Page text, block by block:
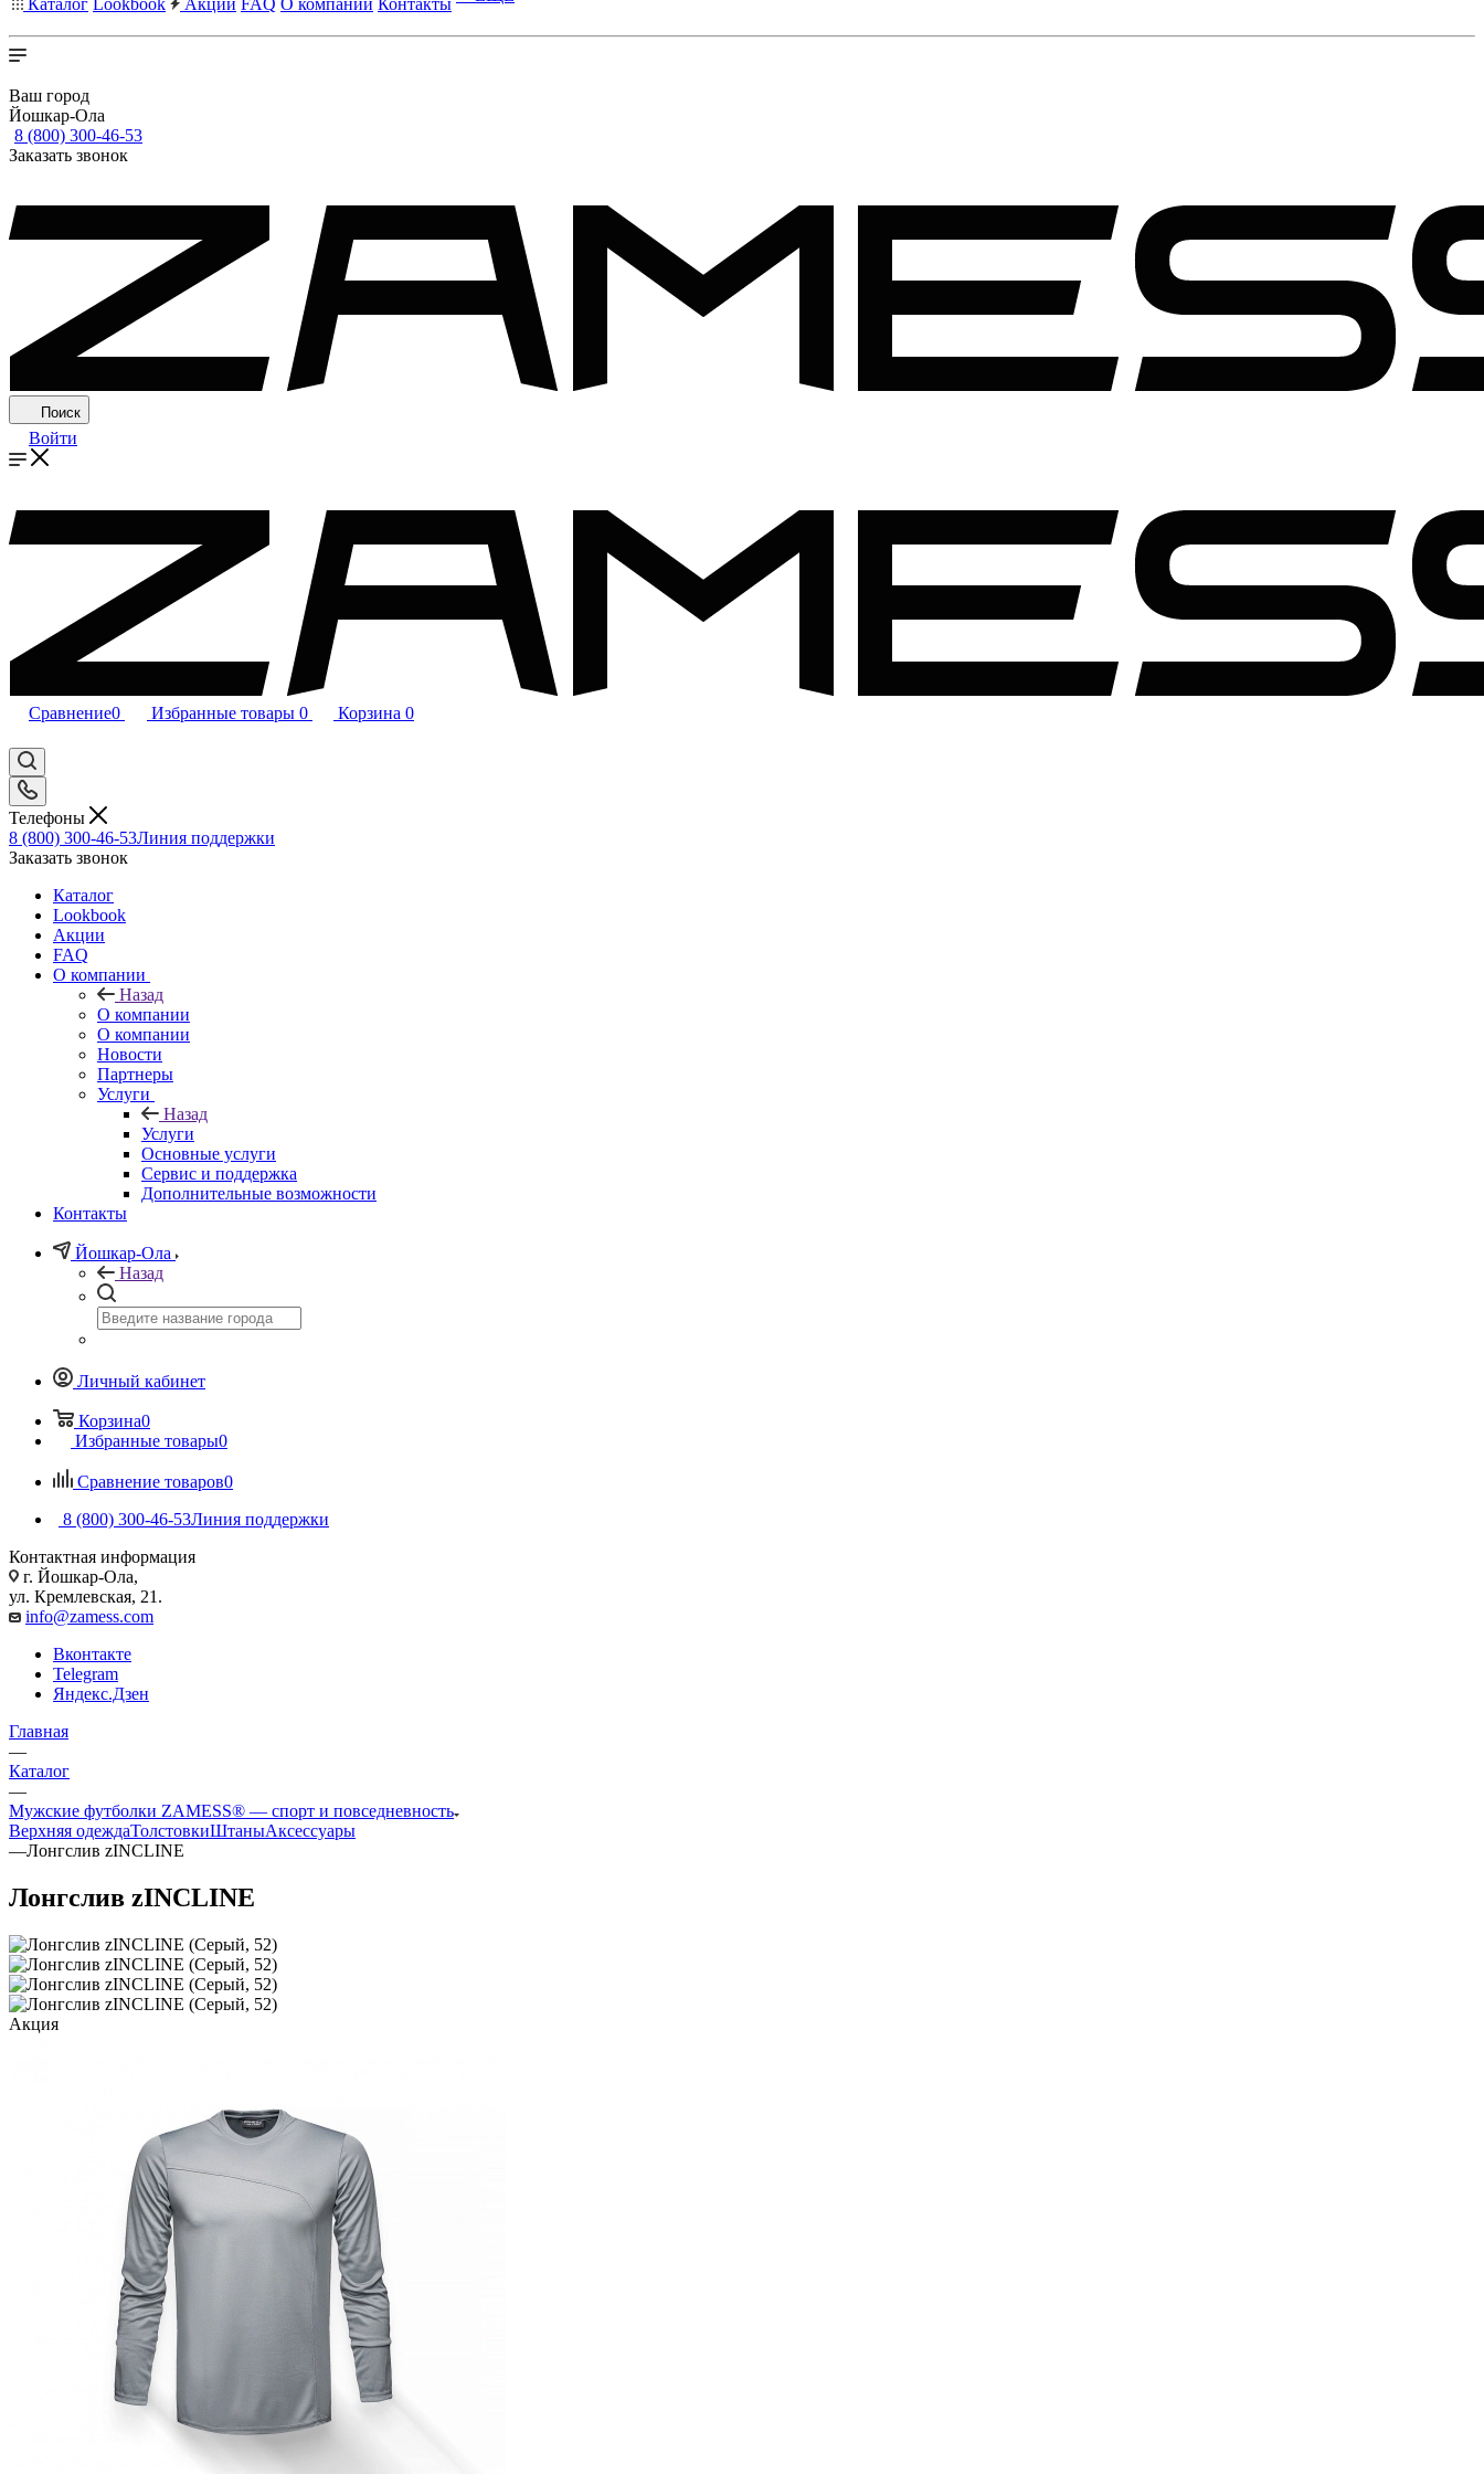
Каталог Lookbook Акции FAQ О компании Контакты
Ваш город
Йошкар-Ола
8 (800) 300-46-53
Заказать звонок
Поиск
Войти
Сравнение0 Избранные товары 0 Корзина 0
Телефоны
8 (800) 300-46-53Линия поддержки
Заказать звонок
Каталог
Lookbook
Акции
FAQ
О компании
Назад
О компании
О компании
Новости
Партнеры
Услуги
Назад
Услуги
Основные услуги
Сервис и поддержка
Дополнительные возможности
Контакты
Йошкар-Ола
Назад
Личный кабинет
Корзина0
Избранные товары0
Сравнение товаров0
8 (800) 300-46-53Линия поддержки
Контактная информация
г. Йошкар-Ола,
ул. Кремлевская, 21.
info@zamess.com
Вконтакте
Telegram
Яндекс.Дзен
Главная
—
Каталог
—
Мужские футболки ZAMESS® — спорт и повседневность
Верхняя одеждаТолстовкиШтаныАксессуары
—Лонгслив zINCLINE
Лонгслив zINCLINE
Акция